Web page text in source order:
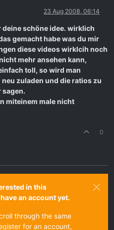
23 Aug 2008, 06:14
schöne idee. wirklich
gemacht habe was du mir
diese videos wirklcih noch
mehr ansehen kann,
toll, so wird man
zuladen und die ratios zu
sagen.
miteinem male nicht
0
in this
an account yet.
through the same
for an account,